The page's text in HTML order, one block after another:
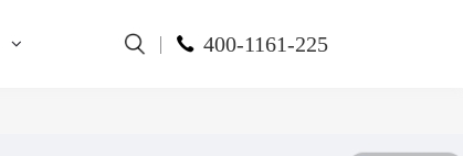
400-1161-225